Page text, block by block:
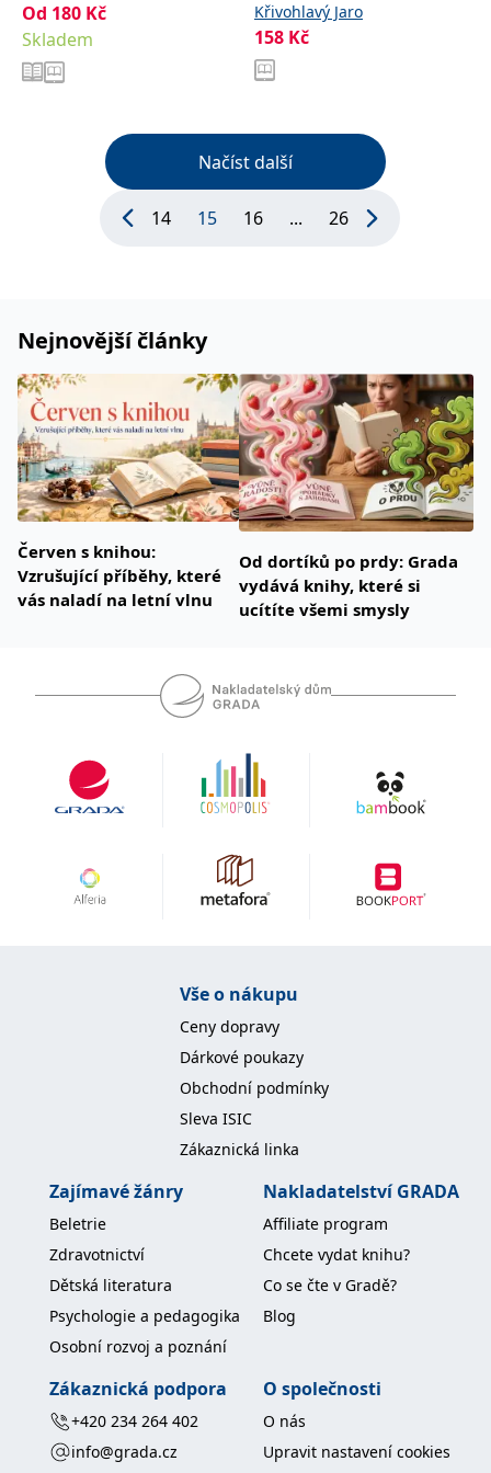
Od 180 Kč
Skladem
Křivohlavý Jaro
158 Kč
Načíst další
14 15 16 ... 26
Nejnovější články
Červen s knihou:
Vzrušující příběhy, které
vás naladí na letní vlnu
Od dortíků po prdy: Grada
vydává knihy, které si
ucítíte všemi smysly
Vše o nákupu
Ceny dopravy
Dárkové poukazy
Obchodní podmínky
Sleva ISIC
Zákaznická linka
Zajímavé žánry
Beletrie
Zdravotnictví
Dětská literatura
Psychologie a pedagogika
Osobní rozvoj a poznání
Nakladatelství GRADA
Affiliate program
Chcete vydat knihu?
Co se čte v Gradě?
Blog
Zákaznická podpora
+420 234 264 402
info@grada.cz
O společnosti
O nás
Upravit nastavení cookies